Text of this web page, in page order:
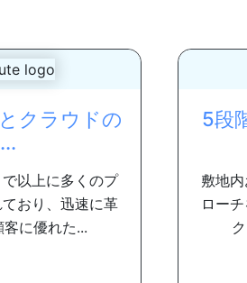
クラウドの
以上に多くのプ
おり、迅速に革
に優れた...
5段
敷地
ロー